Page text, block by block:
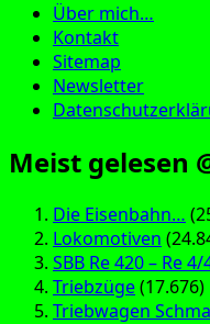
Über mich…
Kontakt
Sitemap
Newsletter
Meist gelesen
Die Eisenbahn…
Lokomotiven
SBB Re 420 – Re 4/
Triebzüge(17.676)
Triebwagen